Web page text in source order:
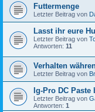
Futtermenge
Letzter Beitrag von
Lasst ihr eure
Letzter Beitrag von
Antworten: 11
Verhalten
Letzter Beitrag von
Ig-Pro DC Paste
Letzter Beitrag von
Antworten: 1